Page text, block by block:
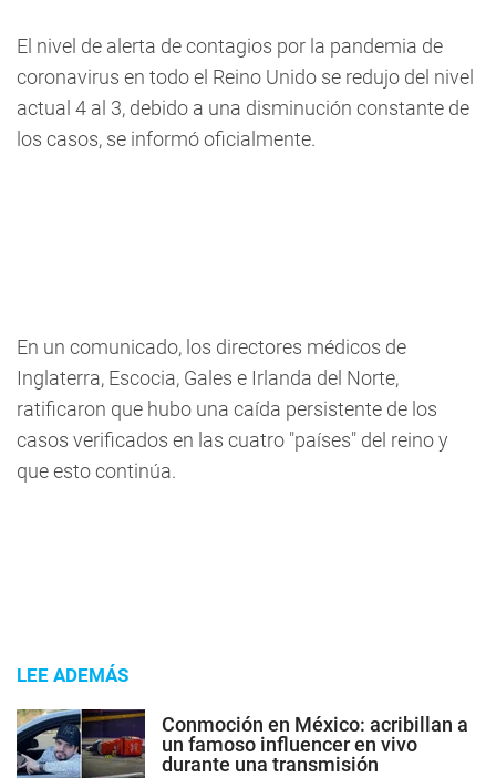
El nivel de alerta de contagios por la pandemia de
coronavirus en todo el Reino Unido se redujo del nivel
actual 4 al 3, debido a una disminución constante de
los casos, se informó oficialmente.
En un comunicado, los directores médicos de
Inglaterra, Escocia, Gales e Irlanda del Norte,
ratificaron que hubo una caída persistente de los
casos verificados en las cuatro "países" del reino y
que esto continúa.
LEE ADEMÁS
Conmoción en México: acribillan a
un famoso influencer en vivo
durante una transmisión